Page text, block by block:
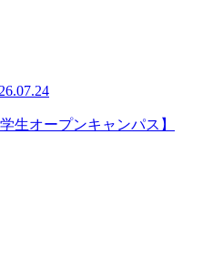
生オープンキャンパス】